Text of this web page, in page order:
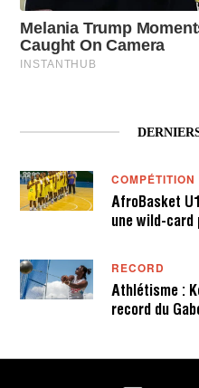
COMPÉTITION
AfroBasket
une wild-card
RECORD
Athlétisme :
record du